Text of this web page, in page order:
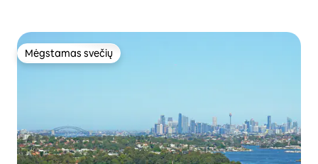
Mėgstamas svečių
Mėgstamas svečių